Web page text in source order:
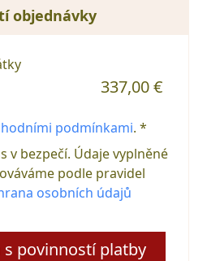
objednávky
337,00 €
podmínkami. *
v bezpečí. Údaje vyplněné
podle pravidel
osobních údajů
s povinností platby